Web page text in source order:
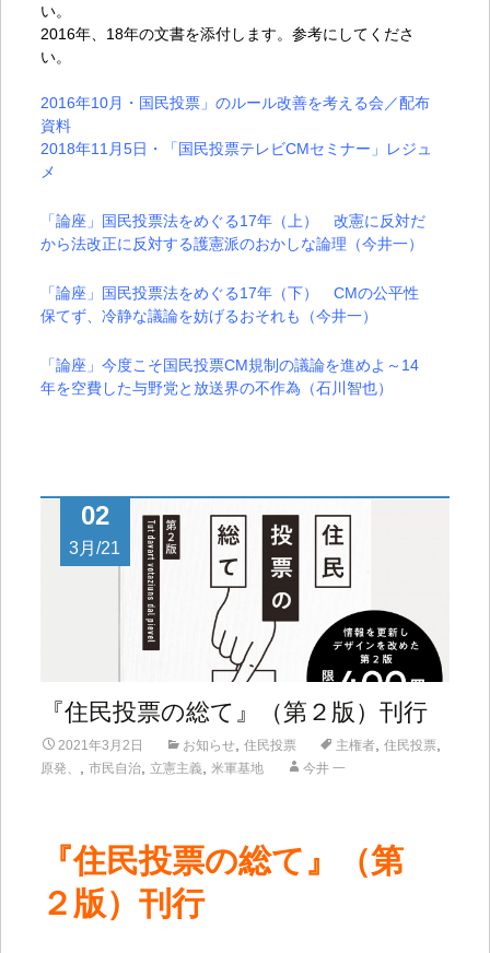
い。
2016年、18年の文書を添付します。参考にしてくださ
い。
2016年10月・国民投票」のルール改善を考える会 ／配布
資料
2018年11月5日・「国民投票テレビCMセミナー」レジュ
メ
「論座」国民投票法をめぐる17年（上） 改憲に反対だ
から法改正に反対する護憲派のおかしな論理 （今井一）
「論座」国民投票法をめぐる17年（下） CMの公平性
保てず、冷静な議論を妨げるおそれも
（今井一）
「論座」今度こそ国民投票CM規制の議論を進めよ～14
年を空費した与野党と放送界の不作為 （石川智也）
02
3月/21
『住民投票の総て』（第２版）刊行
2021年3月2日 お知らせ 住民投票 主権者, 住民投票,
原発、 市民自治, 立憲主義 米軍基地 今井 一
『住民投票の総て』（第
２版）刊行